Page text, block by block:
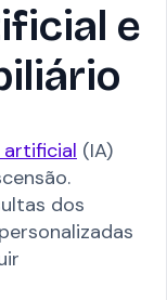
e
artificial (IA)
dos